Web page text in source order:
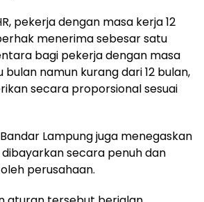
pekerja dengan masa kerja 12
menerima sebesar satu
bagi pekerja dengan masa
namun kurang dari 12 bulan,
secara proporsional sesuai
Lampung juga menegaskan
dibayarkan secara penuh dan
perusahaan.